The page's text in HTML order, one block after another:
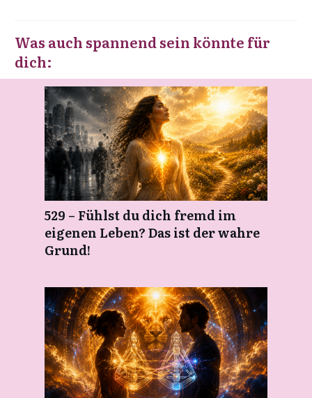
Was auch spannend sein könnte für
dich:
529 – Fühlst du dich fremd im
eigenen Leben? Das ist der wahre
Grund!